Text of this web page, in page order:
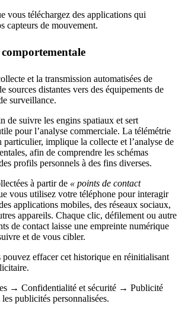
vous téléchargez des applications qui
capteurs de mouvement.
et la transmission automatisées de
sources distantes vers des équipements de
surveillance.
de suivre les engins spatiaux et sert
pour l’analyse commerciale. La télémétrie
particulier, implique la collecte et l’analyse de
afin de comprendre les schémas
profils personnels à des fins diverses.
à partir de « points de contact
vous utilisez votre téléphone pour interagir
applications mobiles, des réseaux sociaux,
appareils. Chaque clic, défilement ou autre
de contact laisse une empreinte numérique
et de vous cibler.
pouvez effacer cet historique en réinitialisant
→ Confidentialité et sécurité → Publicité
publicités personnalisées.